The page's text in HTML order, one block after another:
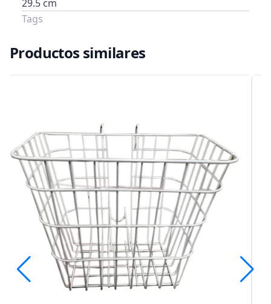
29.5 cm
Tags
Productos similares